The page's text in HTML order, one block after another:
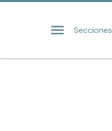
Secciones